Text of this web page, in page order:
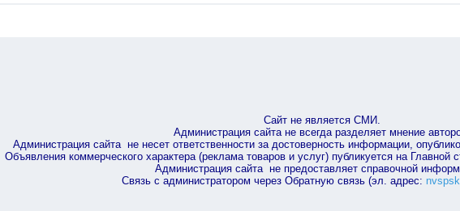
Сайт не является СМИ.
Администрация сайта не всегда разделяет мнение
Администрация сайта не несет ответственности за достоверность информации,
Объявления коммерческого характера (реклама товаров и услуг) публикуется на Главной
Администрация сайта не предоставляет справочной
Связь с администратором через Обратную связь (эл. адрес: